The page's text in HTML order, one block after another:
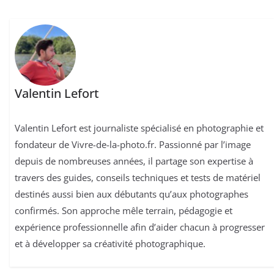
Valentin Lefort
Valentin Lefort est journaliste spécialisé en photographie et
fondateur de Vivre-de-la-photo.fr. Passionné par l’image
depuis de nombreuses années, il partage son expertise à
travers des guides, conseils techniques et tests de matériel
destinés aussi bien aux débutants qu’aux photographes
confirmés. Son approche mêle terrain, pédagogie et
expérience professionnelle afin d’aider chacun à progresser
et à développer sa créativité photographique.